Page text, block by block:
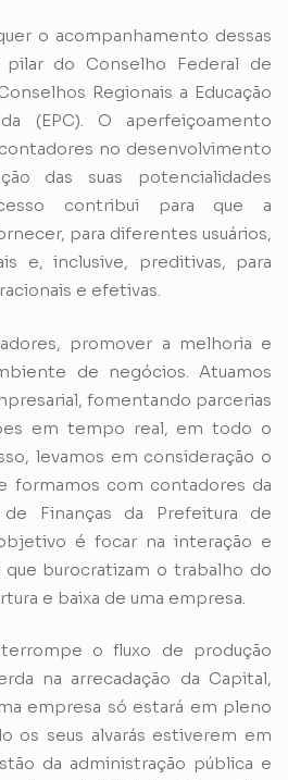
o acompanhamento dessas
do Conselho Federal de
Regionais a Educação
(EPC). O aperfeiçoamento
no desenvolvimento
das suas potencialidades
contribui para que a
para diferentes usuários,
e, inclusive, preditivas, para
e efetivas.
promover a melhoria e
de negócios. Atuamos
fomentando parcerias
em tempo real, em todo o
levamos em consideração o
formamos com contadores da
de Finanças da Prefeitura de
é focar na interação e
que burocratizam o trabalho do
e baixa de uma empresa.
o fluxo de produção
na arrecadação da Capital,
empresa só estará em pleno
os seus alvarás estiverem em
da administração pública e